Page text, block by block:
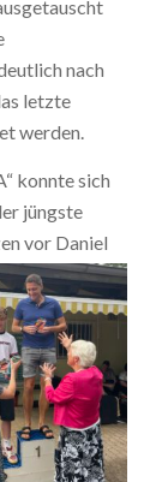
nach
letzte
werden.
konnte sich
jüngste
vor Daniel